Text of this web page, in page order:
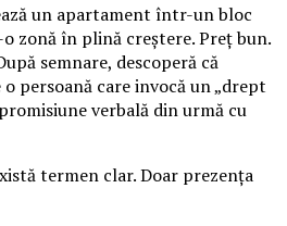
un apartament într-un bloc
zonă în plină creștere. Preț bun.
semnare, descoperă că
persoană care invocă un „drept
verbală din urmă cu
termen clar. Doar prezența